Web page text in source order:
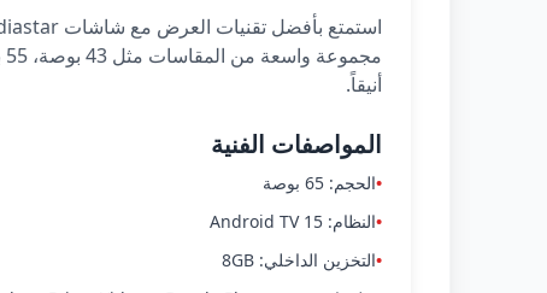
أنيقاً.
المواصفات الفنية
•الحجم: 65 بوصة
•النظام: Android TV 15
•التخزين الداخلي: 8GB